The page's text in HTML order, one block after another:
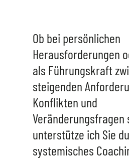
Ob bei persönlichen
Herausforderungen
als Führungskraft
steigenden
Konflikten und
Veränderungsfragen
unterstütze ich Sie
systemisches